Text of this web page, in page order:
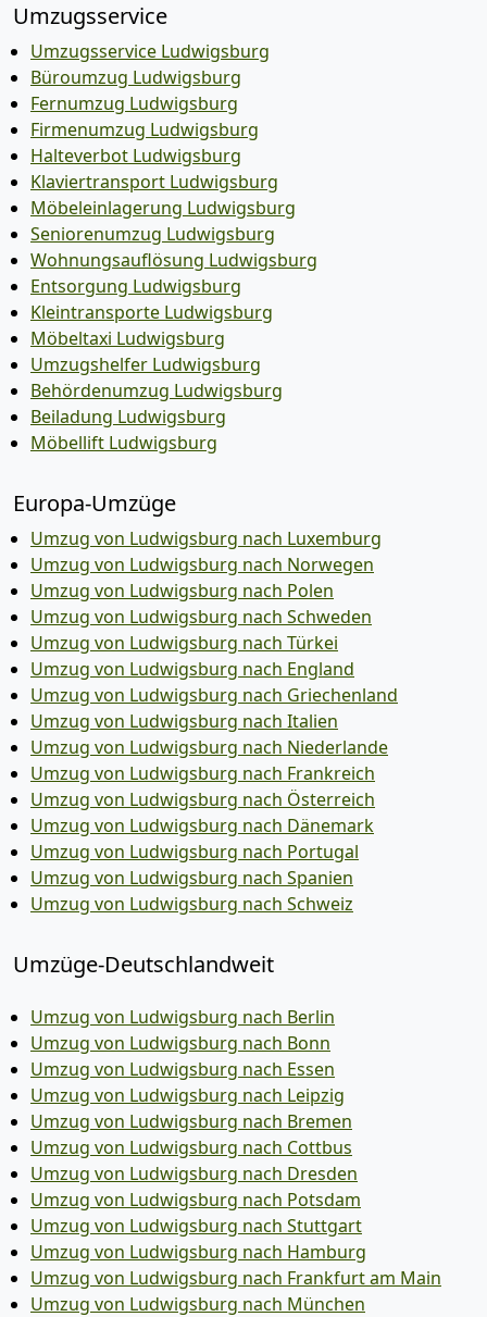
Umzugsservice
Umzugsservice Ludwigsburg
Büroumzug Ludwigsburg
Fernumzug Ludwigsburg
Firmenumzug Ludwigsburg
Halteverbot Ludwigsburg
Klaviertransport Ludwigsburg
Möbeleinlagerung Ludwigsburg
Seniorenumzug Ludwigsburg
Wohnungsauflösung Ludwigsburg
Entsorgung Ludwigsburg
Kleintransporte Ludwigsburg
Möbeltaxi Ludwigsburg
Umzugshelfer Ludwigsburg
Behördenumzug Ludwigsburg
Beiladung Ludwigsburg
Möbellift Ludwigsburg
Europa-Umzüge
Umzug von Ludwigsburg nach Luxemburg
Umzug von Ludwigsburg nach Norwegen
Umzug von Ludwigsburg nach Polen
Umzug von Ludwigsburg nach Schweden
Umzug von Ludwigsburg nach Türkei
Umzug von Ludwigsburg nach England
Umzug von Ludwigsburg nach Griechenland
Umzug von Ludwigsburg nach Italien
Umzug von Ludwigsburg nach Niederlande
Umzug von Ludwigsburg nach Frankreich
Umzug von Ludwigsburg nach Österreich
Umzug von Ludwigsburg nach Dänemark
Umzug von Ludwigsburg nach Portugal
Umzug von Ludwigsburg nach Spanien
Umzug von Ludwigsburg nach Schweiz
Umzüge-Deutschlandweit
Umzug von Ludwigsburg nach Berlin
Umzug von Ludwigsburg nach Bonn
Umzug von Ludwigsburg nach Essen
Umzug von Ludwigsburg nach Leipzig
Umzug von Ludwigsburg nach Bremen
Umzug von Ludwigsburg nach Cottbus
Umzug von Ludwigsburg nach Dresden
Umzug von Ludwigsburg nach Potsdam
Umzug von Ludwigsburg nach Stuttgart
Umzug von Ludwigsburg nach Hamburg
Umzug von Ludwigsburg nach Frankfurt am Main
Umzug von Ludwigsburg nach München